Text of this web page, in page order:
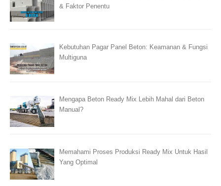
& Faktor Penentu
Kebutuhan Pagar Panel Beton: Keamanan & Fungsi
Multiguna
Mengapa Beton Ready Mix Lebih Mahal dari Beton
Manual?
Memahami Proses Produksi Ready Mix Untuk Hasil
Yang Optimal